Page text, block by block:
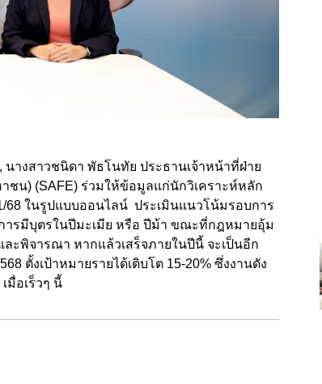
างสาวชนิดา พัธโนทัย ประธานเจ้าหน้าที่ฝ่าย
ชน) (SAFE) ร่วมให้ข้อมูลแก่นักวิเคราะห์หลัก
68 ในรูปแบบออนไลน์ ประเมินแนวโน้มรอบการ
ารมีบุตรในปีมะเมีย หรือ ปีม้า ขณะที่กฎหมายอุ้ม
ะพิจารณา หากแล้วเสร็จภายในปีนี้ จะเป็นอีก
ตั้งเป้าหมายรายได้เติบโต 15-20% ซึ่งงานดัง
มื่อเร็วๆ นี้